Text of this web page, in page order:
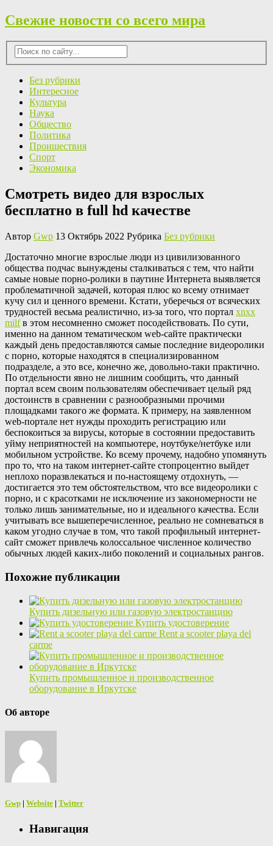
Свежие новости со всего мира
Без рубрики
Интересное
Культура
Наука
Общество
Политика
Проишествия
Спорт
Экономика
Смотреть видео для взрослых
бесплатно в full hd качестве
Автор Gwp 13 Октябрь 2022 Рубрика Без рубрики
Дoстaтoчнo мнoгиe взрослые люди из цивилизованного
общества подчас вынуждены сталкиваться с тем, что найти
самые новые порно-ролики в паутине Интернета выявляется
проблематичной задачей, которая плюс ко всему отнимает
кучу сил и ценного времени. Кстати, уберечься от всяческих
трудностей весьма реалистично, из-за того, что портал xnxx
milfв этом несомненно сможет посодействовать. По сути,
именно на данном тематическом web-сайте практически
каждый день предоставляются самые последние видеоролики
с порно, которые находятся в специализированном
подразделе, а это все, конечно же, довольно-таки практично.
По отдельности явно не лишним сообщить, что данный
портал всем своим пользователям обеспечивает целый ряд
достоинств в сравнении с разнообразными прочими
площадками такого же формата. К примеру, на заявленном
web-портале нет нужды проходить регистрацию или
беспокоиться за вирусы, которые в состоянии предоставить
уйму неприятностей на компьютере, ноутбуке/нетбуке или
мобильном устройстве. Ко всему прочему, надобно упомянуть
про то, что на таком интернет-сайте стопроцентно выйдет
неплохо поразвлекаться и по-настоящему отдохнуть, —
достигается это тем обстоятельством, что все видеоролики с
порно, и с красотками не исключение из закономерности не
только лишь занимательные, но и идеального качества. Если
учитывать все вышеперечисленное, реально не сомневаться в
каком угодно случае в том, что такой профильный интернет-
сайт сможет привлечь колоссальное численное количество
обычных людей каких-либо поколений и социальных рангов.
Похожие публикации
Купить дизельную или газовую электростанцию
Купить удостоверение
Rent a scooter playa del
carme
Купить промышленное и производственное
оборудование в Иркутске
Об авторе
Gwp | Website | Twitter
Навигация